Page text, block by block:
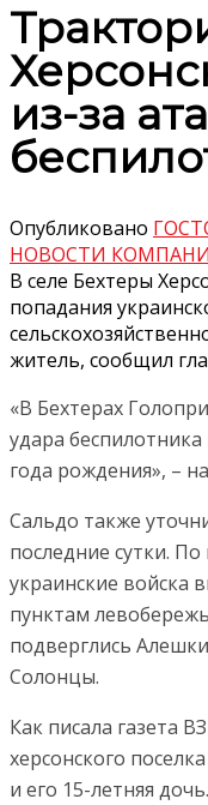
из-за
Опубликовано
НОВОСТИ
В селе Бехтеры
попадания
житель, сообщил
«В Бехтерах
удара
года рождения», –
Сальдо также
последние сутки.
украинские войска
пунктам
подверглись
Солонцы.
Как писала газета
херсонского
и его 15-летняя